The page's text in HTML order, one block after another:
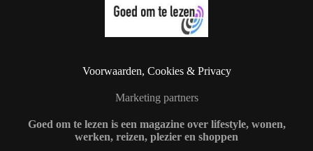
Voorwaarden, Cookies & Privacy
Marketing partners
Goed om te lezen is een magazine over lifestyle, wonen,
werken, reizen, plezier en shoppen